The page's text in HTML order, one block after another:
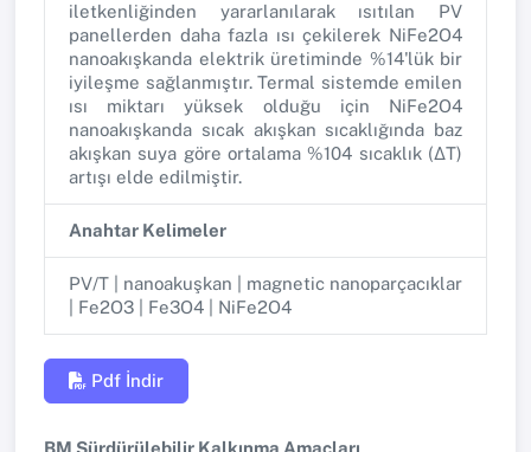
iletkenliğinden yararlanılarak ısıtılan PV
panellerden daha fazla ısı çekilerek NiFe2O4
nanoakışkanda elektrik üretiminde %14'lük bir
iyileşme sağlanmıştır. Termal sistemde emilen
ısı miktarı yüksek olduğu için NiFe2O4
nanoakışkanda sıcak akışkan sıcaklığında baz
akışkan suya göre ortalama %104 sıcaklık (∆T)
artışı elde edilmiştir.
Anahtar Kelimeler
PV/T | nanoakuşkan | magnetic nanoparçacıklar
| Fe2O3 | Fe3O4 | NiFe2O4
Pdf İndir
BM Sürdürülebilir Kalkınma Amaçları